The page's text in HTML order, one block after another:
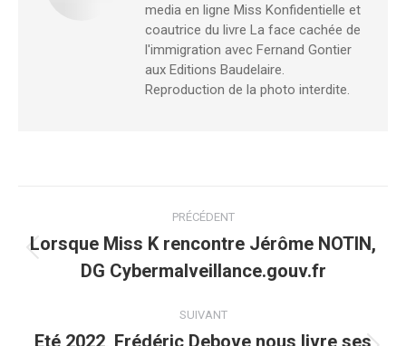
media en ligne Miss Konfidentielle et
coautrice du livre La face cachée de
l'immigration avec Fernand Gontier
aux Editions Baudelaire.
Reproduction de la photo interdite.
article
PRÉCÉDENT
précédent
Lorsque Miss K rencontre Jérôme NOTIN,
DG Cybermalveillance.gouv.fr
SUIVANT